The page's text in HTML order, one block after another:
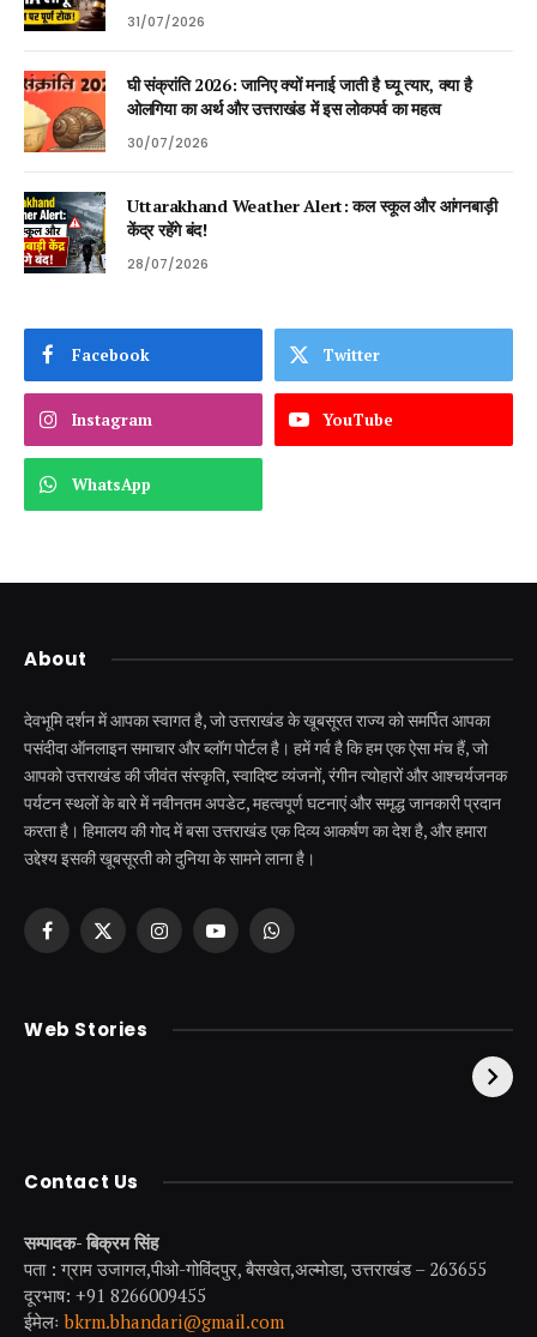
31/07/2026
घी संक्रांति 2026: जानिए क्यों मनाई जाती है घ्यू त्यार, क्या है
ओलगिया का अर्थ और उत्तराखंड में इस लोकपर्व का महत्व
30/07/2026
Uttarakhand Weather Alert: कल स्कूल और आंगनबाड़ी
केंद्र रहेंगे बंद!
28/07/2026
Facebook Twitter
Instagram YouTube
WhatsApp
About
देवभूमि दर्शन में आपका स्वागत है, जो उत्तराखंड के खूबसूरत राज्य को समर्पित आपका
पसंदीदा ऑनलाइन समाचार और ब्लॉग पोर्टल है। हमें गर्व है कि हम एक ऐसा मंच हैं, जो
आपको उत्तराखंड की जीवंत संस्कृति, स्वादिष्ट व्यंजनों, रंगीन त्योहारों और आश्चर्यजनक
पर्यटन स्थलों के बारे में नवीनतम अपडेट, महत्वपूर्ण घटनाएं और समृद्ध जानकारी प्रदान
करता है। हिमालय की गोद में बसा उत्तराखंड एक दिव्य आकर्षण का देश है, और हमारा
उद्देश्य इसकी खूबसूरती को दुनिया के सामने लाना है।
Facebook
X
InstagramYouTubeWhatsApp
Web Stories
केदारनाथ से पहले होती है
उत्तराखंड की एक ऐसी
Contact Us
सम्पादक- बिक्रम सिंह
पता : ग्राम उजागल,पीओ-गोविंदपुर, बैसखेत,अल्मोडा, उत्तराखंड – 263655
दूरभाष: +91 8266009455
ईमेलःbkrm.bhandari@gmail.com